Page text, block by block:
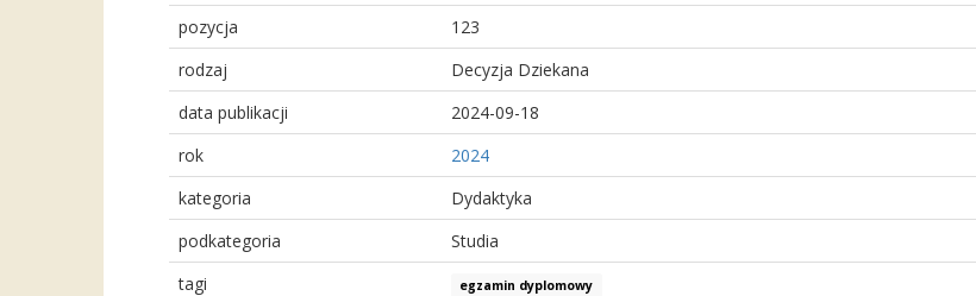
pozycja
123
rodzaj
Decyzja Dziekana
data publikacji
2024-09-18
rok
2024
kategoria
Dydaktyka
podkategoria
Studia
tagi
egzamin dyplomowy